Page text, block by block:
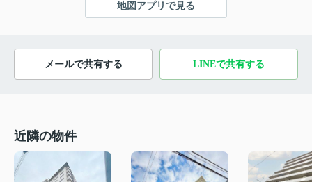
地図アプリで見る
メールで共有する LINEで共有する
近隣の物件